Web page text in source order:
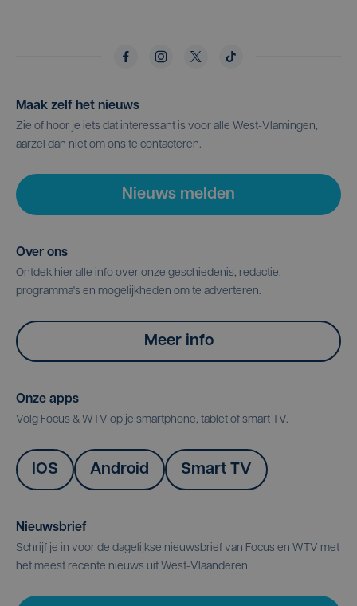
Maak zelf het nieuws
Zie of hoor je iets dat interessant is voor alle West-Vlamingen,
aarzel dan niet om ons te contacteren.
Nieuws melden
Over ons
Ontdek hier alle info over onze geschiedenis, redactie,
programma's en mogelijkheden om te adverteren.
Meer info
Onze apps
Volg Focus & WTV op je smartphone, tablet of smart TV.
IOS Android Smart TV
Nieuwsbrief
Schrijf je in voor de dagelijkse nieuwsbrief van Focus en WTV met
het meest recente nieuws uit West-Vlaanderen.